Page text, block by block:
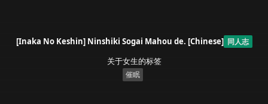
[Inaka No Keshin] Ninshiki Sogai Mahou de. [Chinese] 同人志
关于女生的标签
催眠